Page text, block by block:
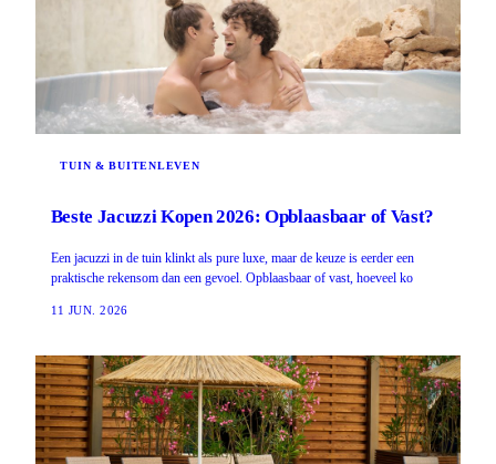
TUIN & BUITENLEVEN
Beste Jacuzzi Kopen 2026: Opblaasbaar of Vast?
Een jacuzzi in de tuin klinkt als pure luxe, maar de keuze is eerder een
praktische rekensom dan een gevoel. Opblaasbaar of vast, hoeveel ko
11 JUN. 2026